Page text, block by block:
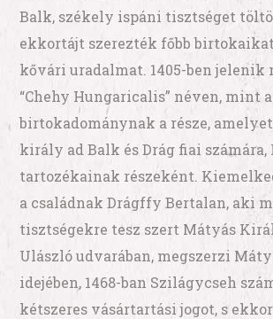
Balk, székely ispáni tisztséget
ekkortájt szerezték főbb
kővári uradalmat. 1405-ben jelenik
“Chehy Hungaricalis” néven, mint
birtokadománynak a része,
király ad Balk és Drág fiai számára,
tartozékainak részeként.
a családnak Drágffy Bertalan, aki
tisztségekre tesz szert Mátyás
Ulászló udvarában, megszerzi
idejében, 1468-ban Szilágycseh
kétszeres vásártartási jogot, s